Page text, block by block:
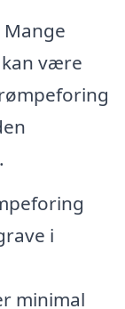
Mange
være
i
minimal